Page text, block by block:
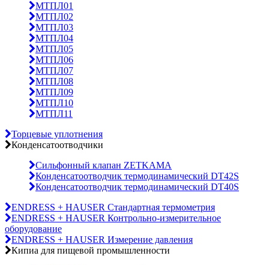
МТПЛ01
МТПЛ02
МТПЛ03
МТПЛ04
МТПЛ05
МТПЛ06
МТПЛ07
МТПЛ08
МТПЛ09
МТПЛ10
МТПЛ11
Торцевые уплотнения
Конденсатоотводчики
Сильфонный клапан ZETKAMA
Конденсатоотводчик термодинамический DT42S
Конденсатоотводчик термодинамический DT40S
ENDRESS + HAUSER Стандартная термометрия
ENDRESS + HAUSER Контрольно-измерительное
оборудование
ENDRESS + HAUSER Измерение давления
Кипиа для пищевой промышленности